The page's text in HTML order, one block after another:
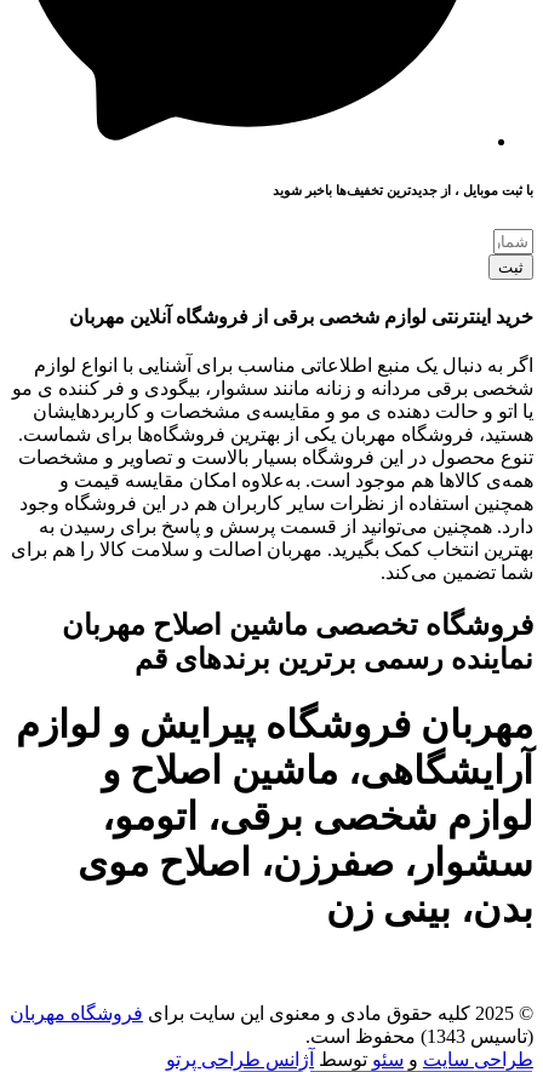
با ثبت موبایل ، از جدید‌ترین تخفیف‌ها با‌خبر شوید
ثبت
خرید اینترنتی لوازم شخصی برقی از فروشگاه آنلاین مهربان
اگر به دنبال یک منبع اطلاعاتی مناسب برای آشنایی با انواع لوازم
شخصی برقی مردانه و زنانه مانند سشوار، بیگودی و فر کننده ی مو
یا اتو و حالت دهنده ی مو و مقایسه‌ی مشخصات و کاربردهایشان
هستید، فروشگاه مهربان یکی از بهترین فروشگاه‌ها برای شماست.
تنوع محصول در این فروشگاه بسیار بالاست و تصاویر و مشخصات
همه‌ی کالاها هم موجود است. به‌علاوه امکان مقایسه قیمت و
همچنین استفاده از نظرات سایر کاربران هم در این فروشگاه وجود
دارد. همچنین می‌توانید از قسمت پرسش و پاسخ برای رسیدن به
بهترین انتخاب کمک بگیرید. مهربان اصالت و سلامت کالا را هم برای
شما تضمین می‌کند.
فروشگاه تخصصی ماشین اصلاح مهربان
نماینده رسمی برترین برندهای قم
مهربان فروشگاه پیرایش و لوازم
آرایشگاهی، ماشین اصلاح و
لوازم شخصی برقی، اتومو،
سشوار، صفرزن، اصلاح موی
بدن، بینی زن
© 2025 کلیه حقوق مادی و معنوی این سایت برای
فروشگاه مهربان
(تاسیس 1343) محفوظ است.
طراحی سایت و سئو توسط آژانس طراحی پرتو